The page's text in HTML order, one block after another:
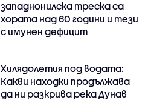
западнонилска треска са
хората над 60 години и тези
с имунен дефицит
Хилядолетия под водата:
Какви находки продължава
да ни разкрива река Дунав